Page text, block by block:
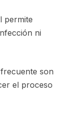
permite
ni
son
el proceso